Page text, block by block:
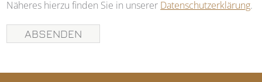
Näheres hierzu finden Sie in unserer Datenschutzerklärung.